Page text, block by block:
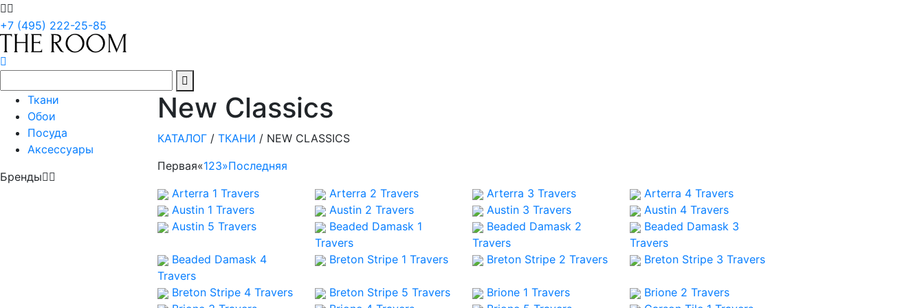
+7 (495) 222-25-85
Ткани
Обои
Посуда
Аксессуары
Бренды
New Classics
КАТАЛОГ / ТКАНИ / NEW CLASSICS
Первая«123»Последняя
Arterra 1 Travers Arterra 2 Travers Arterra 3 Travers Arterra 4 Travers
Austin 1 Travers Austin 2 Travers Austin 3 Travers Austin 4 Travers
Austin 5 Travers
Beaded Damask 1
Travers
Beaded Damask 2
Travers
Beaded Damask 3
Travers
Beaded Damask 4
Travers
Breton Stripe 1 Travers Breton Stripe 2 Travers Breton Stripe 3 Travers
Breton Stripe 4 Travers Breton Stripe 5 Travers Brione 1 Travers Brione 2 Travers